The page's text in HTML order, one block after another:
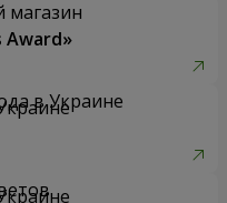
Award»
в Украине